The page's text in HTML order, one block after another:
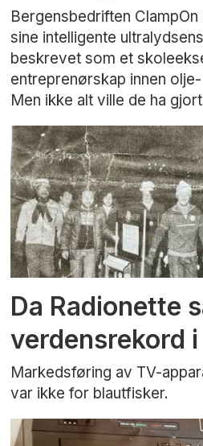
Bergensbedriften
sine intelligente
beskrevet som et
entreprenørskap innen
Men ikke alt ville de ha
Da Radionette
verdensrekord
Markedsføring av TV-
var ikke for blautfisker.